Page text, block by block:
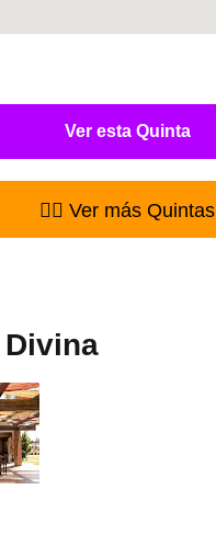
Ver esta Quinta
👉🏻 Ver más Quintas